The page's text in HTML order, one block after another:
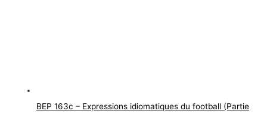
BEP 163c – Expressions idiomatiques du football (Partie